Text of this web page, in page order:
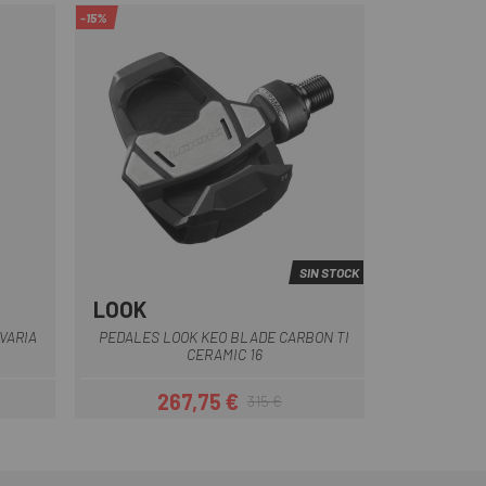
-15%
SIN STOCK
LOOK
PEDALES LOOK KEO BLADE CARBON TI
CERAMIC 16
Precio
267,75 €Precio regular
315 €